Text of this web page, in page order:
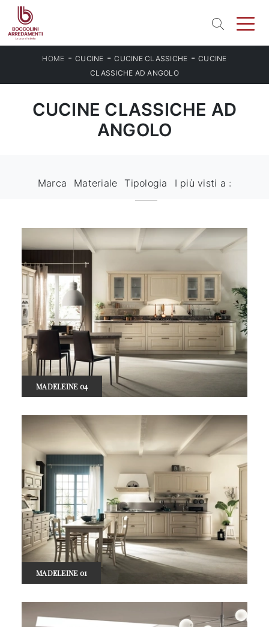
HOME -CUCINE -CUCINE CLASSICHE -CUCINE
CLASSICHE AD ANGOLO
CUCINE CLASSICHE AD
ANGOLO
Marca Materiale Tipologia I più visti a :
MADELEINE 04
MADELEINE 01